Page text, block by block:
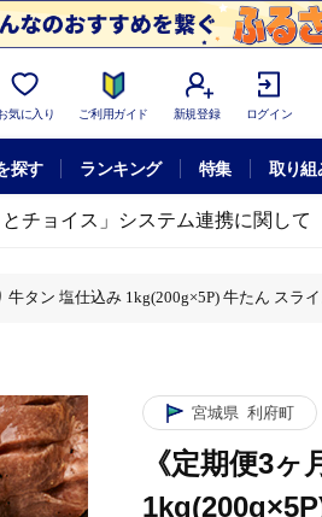
気に入り ご利用ガイド 新規登録 ログイン
探す ランキング 特集 取り組
とチョイス」システム連携に関して
牛タン 塩仕込み 1kg(200g×5P) 牛たん ス
タン タン塩 希少 部位 タン中 タン元 塩ダ
宮城県 利府町
《定期便3